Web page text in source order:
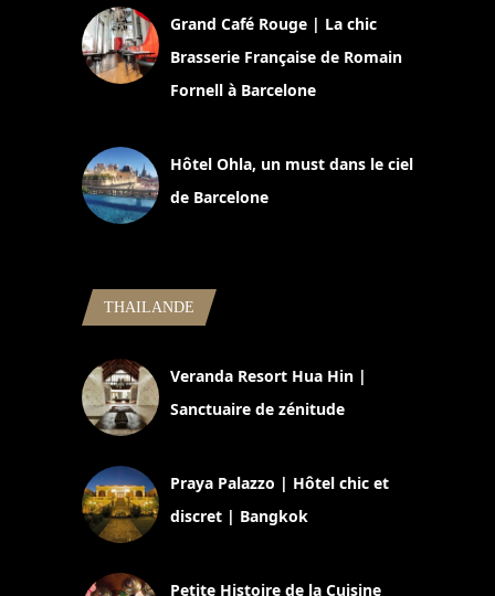
Grand Café Rouge | La chic
Brasserie Française de Romain
Fornell à Barcelone
Hôtel Ohla, un must dans le ciel
de Barcelone
THAILANDE
Veranda Resort Hua Hin |
Sanctuaire de zénitude
Praya Palazzo | Hôtel chic et
discret | Bangkok
Petite Histoire de la Cuisine